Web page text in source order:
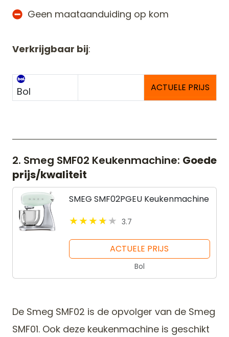
Geen maataanduiding op kom
Verkrijgbaar bij:
Bol ACTUELE PRIJS
2. Smeg SMF02 Keukenmachine: Goede
prijs/kwaliteit
SMEG SMF02PGEU Keukenmachine
3.7
ACTUELE PRIJS
Bol
De Smeg SMF02 is de opvolger van de Smeg
SMF01. Ook deze keukenmachine is geschikt